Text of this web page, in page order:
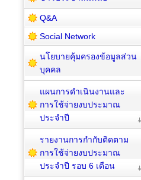
Q&A
Social Network
นโยบายคุ้มครองข้อมูลส่วน
บุคคล
แผนการดำเนินงานและ
การใช้จ่ายงบประมาณ
ประจำปี
รายงานการกำกับติดตาม
การใช้จ่ายงบประมาณ
ประจำปี รอบ 6 เดือน